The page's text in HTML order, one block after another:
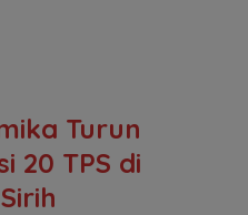
Turun
20 TPS di